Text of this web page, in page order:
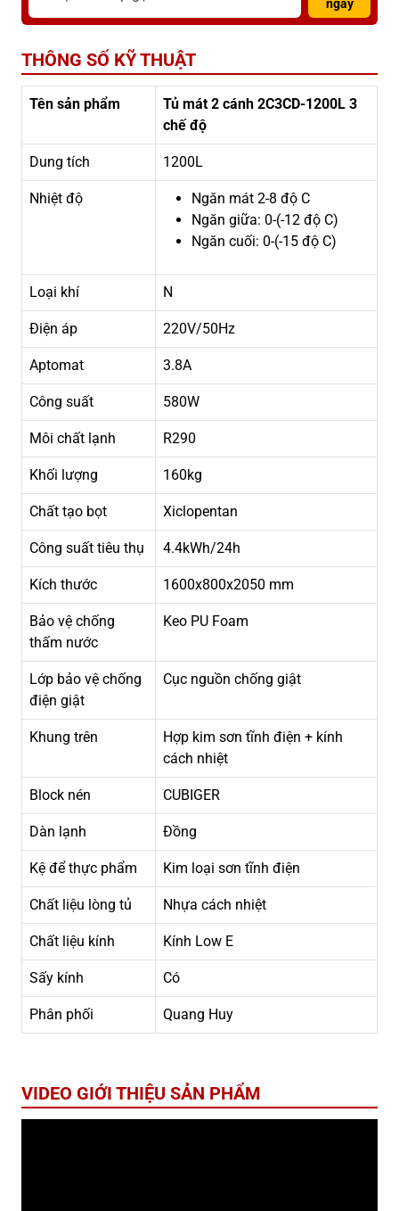
ngay
THÔNG SỐ KỸ THUẬT
Tên sản phẩm
Tủ mát 2 cánh 2C3CD-1200L 3
chế độ
Dung tích 1200L
Nhiệt độ
Ngăn mát 2-8 độ C
Ngăn giữa: 0-(-12 độ C)
Ngăn cuối: 0-(-15 độ C)
Loại khí N
Điện áp 220V/50Hz
Aptomat 3.8A
Công suất 580W
Môi chất lạnh R290
Khối lượng 160kg
Chất tạo bọt Xiclopentan
Công suất tiêu thụ 4.4kWh/24h
Kích thước 1600x800x2050 mm
Bảo vệ chống
thấm nước
Keo PU Foam
Lớp bảo vệ chống
điện giật
Cục nguồn chống giật
Khung trên
Hợp kim sơn tĩnh điện + kính
cách nhiệt
Block nén CUBIGER
Dàn lạnh Đồng
Kệ để thực phẩm Kim loại sơn tĩnh điện
Chất liệu lòng tủ Nhựa cách nhiệt
Chất liệu kính Kính Low E
Sấy kính Có
Phân phối Quang Huy
VIDEO GIỚI THIỆU SẢN PHẨM